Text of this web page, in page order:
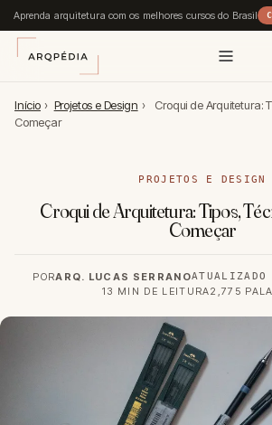
Aprenda arquitetura com os melhores cursos do Brasil
Início › Projetos e Design ›
Croqui de Arquitetura:
Começar
PROJETOS E DESIGN
Croqui de Arquitetura: Tipos,
Começar
PORARQ. LUCAS SERRANO
13 MIN DE LEITURA2,775